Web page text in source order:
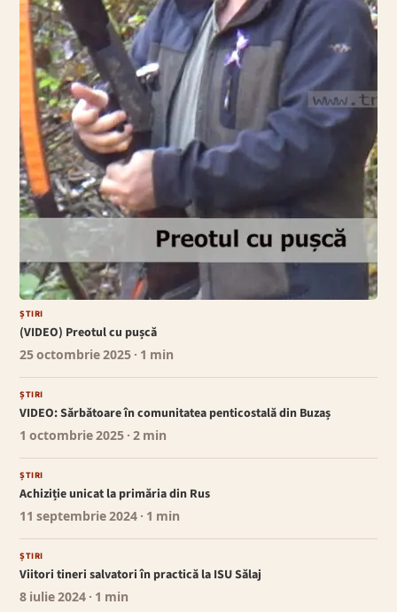
ȘTIRI
(VIDEO) Preotul cu pușcă
25 octombrie 2025 · 1 min
ȘTIRI
VIDEO: Sărbătoare în comunitatea penticostală din Buzaș
1 octombrie 2025 · 2 min
ȘTIRI
Achiziție unicat la primăria din Rus
11 septembrie 2024 · 1 min
ȘTIRI
Viitori tineri salvatori în practică la ISU Sălaj
8 iulie 2024 · 1 min